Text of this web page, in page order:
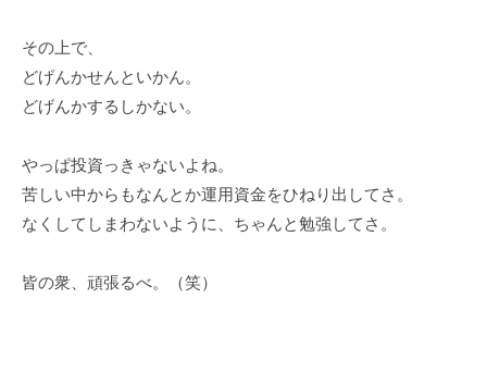
その上で、
どげんかせんといかん。
どげんかするしかない。
やっぱ投資っきゃないよね。
苦しい中からもなんとか運用資金をひねり出してさ。
なくしてしまわないように、ちゃんと勉強してさ。
皆の衆、頑張るべ。（笑）